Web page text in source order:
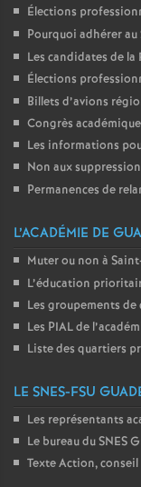
Élections
Pourquoi adhérer au
Les candidates de la
Élections
Billets d’avions
Congrès
Les informations
Non aux
Permanences de
L’ACADÉMIE DE
Muter ou non à
L’éducation
Les groupements de
Les PIAL de
Liste des quartiers
LE SNES-FSU
Les représentants
Le bureau du SNES
Texte Action,